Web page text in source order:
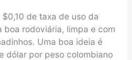
de taxa de uso da
boa rodoviária, limpa e com
Uma boa ideia é
dólar por peso colombiano